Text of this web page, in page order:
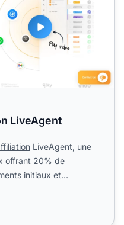
LiveAgent
LiveAgent, une
offrant 20% de
initiaux et